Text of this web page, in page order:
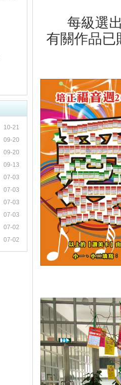
10-21
09-20
09-20
09-13
07-03
07-03
07-03
07-03
07-02
07-02
每級選
有關作品已